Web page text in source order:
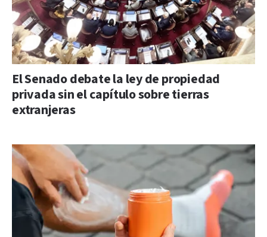
El Senado debate la ley de propiedad
privada sin el capítulo sobre tierras
extranjeras